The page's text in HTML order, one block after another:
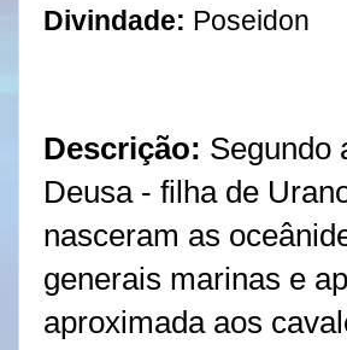
Divindade: Poseidon
Descrição: Segundo
Deusa - filha de
nasceram as
generais marinas e
aproximada aos